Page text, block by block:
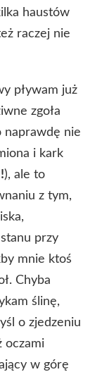
haustów
raczej nie
pływam już
zgoła
naprawdę nie
i kark
), ale to
z tym,
przy
mnie ktoś
Chyba
ślinę,
o zjedzeniu
oczami
w górę